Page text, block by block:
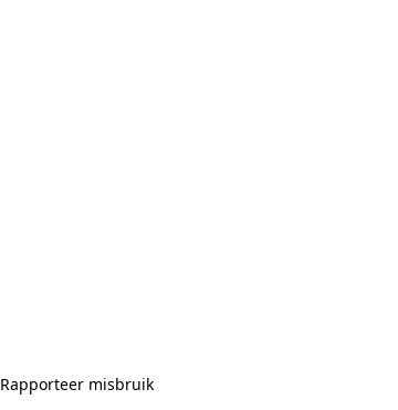
Rapporteer misbruik